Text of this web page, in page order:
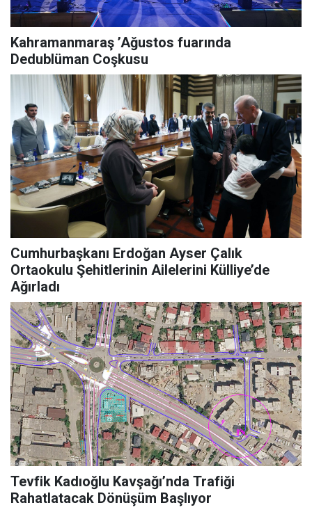
Kahramanmaraş ’Ağustos fuarında
Dedublüman Coşkusu
Cumhurbaşkanı Erdoğan Ayser Çalık
Ortaokulu Şehitlerinin Ailelerini Külliye’de
Ağırladı
Tevfik Kadıoğlu Kavşağı’nda Trafiği
Rahatlatacak Dönüşüm Başlıyor